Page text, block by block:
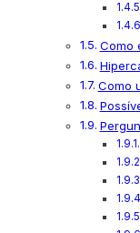
Como
Como